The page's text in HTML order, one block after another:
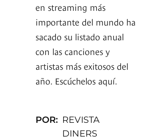
en streaming más
importante del mundo ha
sacado su listado anual
con las canciones y
artistas más exitosos del
año. Escúchelos aquí.
POR: REVISTA
DINERS